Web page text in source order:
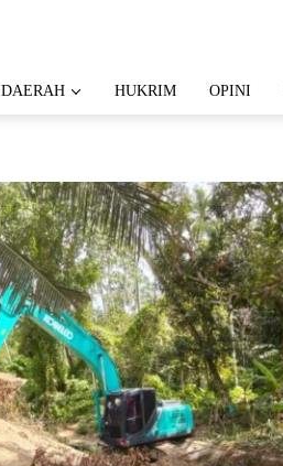
DAERAH HUKRIM OPINI